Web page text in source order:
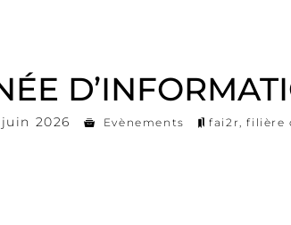
juin 2026 Evènements fai2r,filière